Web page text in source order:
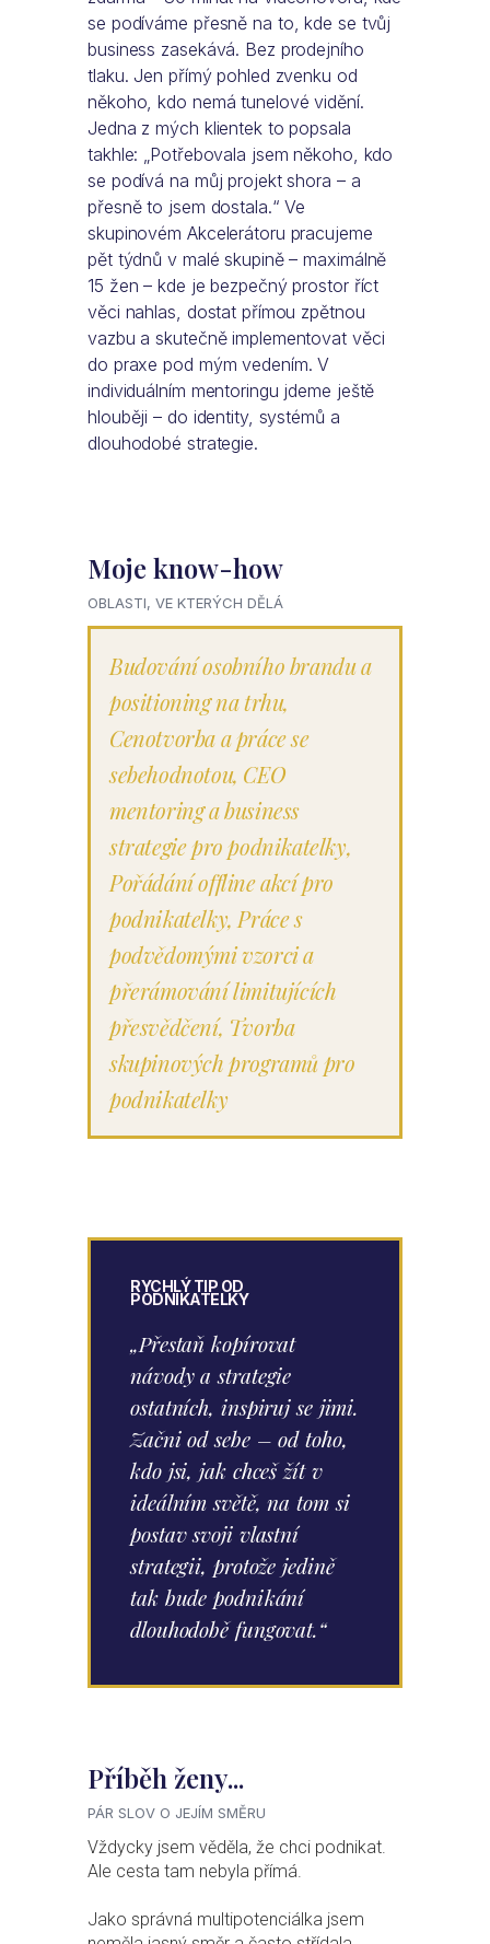
se podíváme přesně na to, kde se tvůj
business zasekává. Bez prodejního
tlaku. Jen přímý pohled zvenku od
někoho, kdo nemá tunelové vidění.
Jedna z mých klientek to popsala
takhle: „Potřebovala jsem někoho, kdo
se podívá na můj projekt shora – a
přesně to jsem dostala.“ Ve
skupinovém Akcelerátoru pracujeme
pět týdnů v malé skupině – maximálně
15 žen – kde je bezpečný prostor říct
věci nahlas, dostat přímou zpětnou
vazbu a skutečně implementovat věci
do praxe pod mým vedením. V
individuálním mentoringu jdeme ještě
hlouběji – do identity, systémů a
dlouhodobé strategie.
Moje know-how
OBLASTI, VE KTERÝCH DĚLÁ
Budování osobního brandu a
positioning na trhu,
Cenotvorba a práce se
sebehodnotou, CEO
mentoring a business
strategie pro podnikatelky,
Pořádání offline akcí pro
podnikatelky,Práce s
podvědomými vzorci a
přerámování limitujících
přesvědčení, Tvorba
skupinových programů pro
podnikatelky
RYCHLÝ TIP OD
PODNIKATELKY
„Přestaň kopírovat
návody a strategie
ostatních, inspiruj se jimi.
Začni od sebe – od toho,
kdo jsi, jak chceš žít v
ideálním světě, na tom si
postav svoji vlastní
strategii, protože jedině
tak bude podnikání
dlouhodobě fungovat.“
Příběh ženy...
PÁR SLOV O JEJÍM SMĚRU
Vždycky jsem věděla, že chci podnikat.
Ale cesta tam nebyla přímá.
Jako správná multipotenciálka jsem